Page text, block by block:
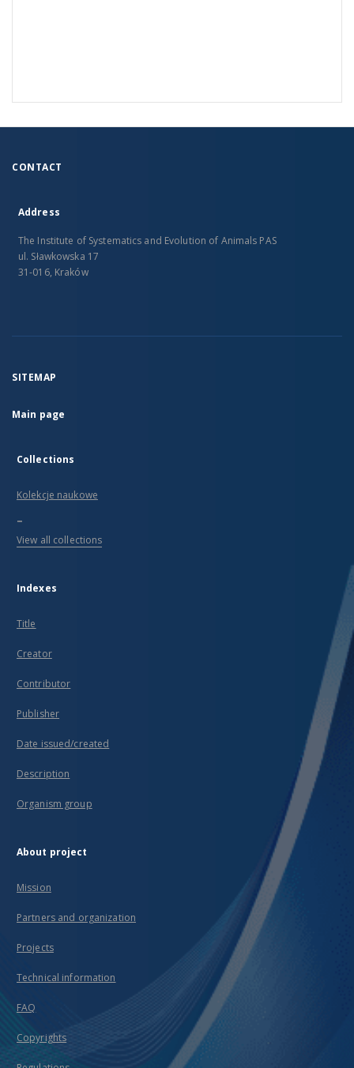
CONTACT
Address
The Institute of Systematics and Evolution of Animals PAS
ul. Sławkowska 17
31-016, Kraków
SITEMAP
Main page
Collections
Kolekcje naukowe
...
View all collections
Indexes
Title
Creator
Contributor
Publisher
Date issued/created
Description
Organism group
About project
Mission
Partners and organization
Projects
Technical information
FAQ
Copyrights